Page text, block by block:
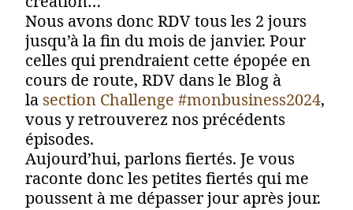
Nous avons donc RDV tous les 2 jours
jusqu’à la fin du mois de janvier. Pour
celles qui prendraient cette épopée en
cours de route, RDV dans le Blog à
la section Challenge #monbusiness2024,
vous y retrouverez nos précédents
épisodes.
Aujourd’hui, parlons fiertés. Je vous
raconte donc les petites fiertés qui me
poussent à me dépasser jour après jour.